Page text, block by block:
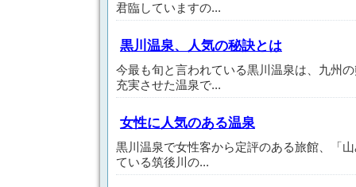
君臨していますの...
黒川温泉、人気の秘訣とは
今最も旬と言われている黒川温泉は、九州
充実させた温泉で...
女性に人気のある温泉
黒川温泉で女性客から定評のある旅館、「
ている筑後川の...